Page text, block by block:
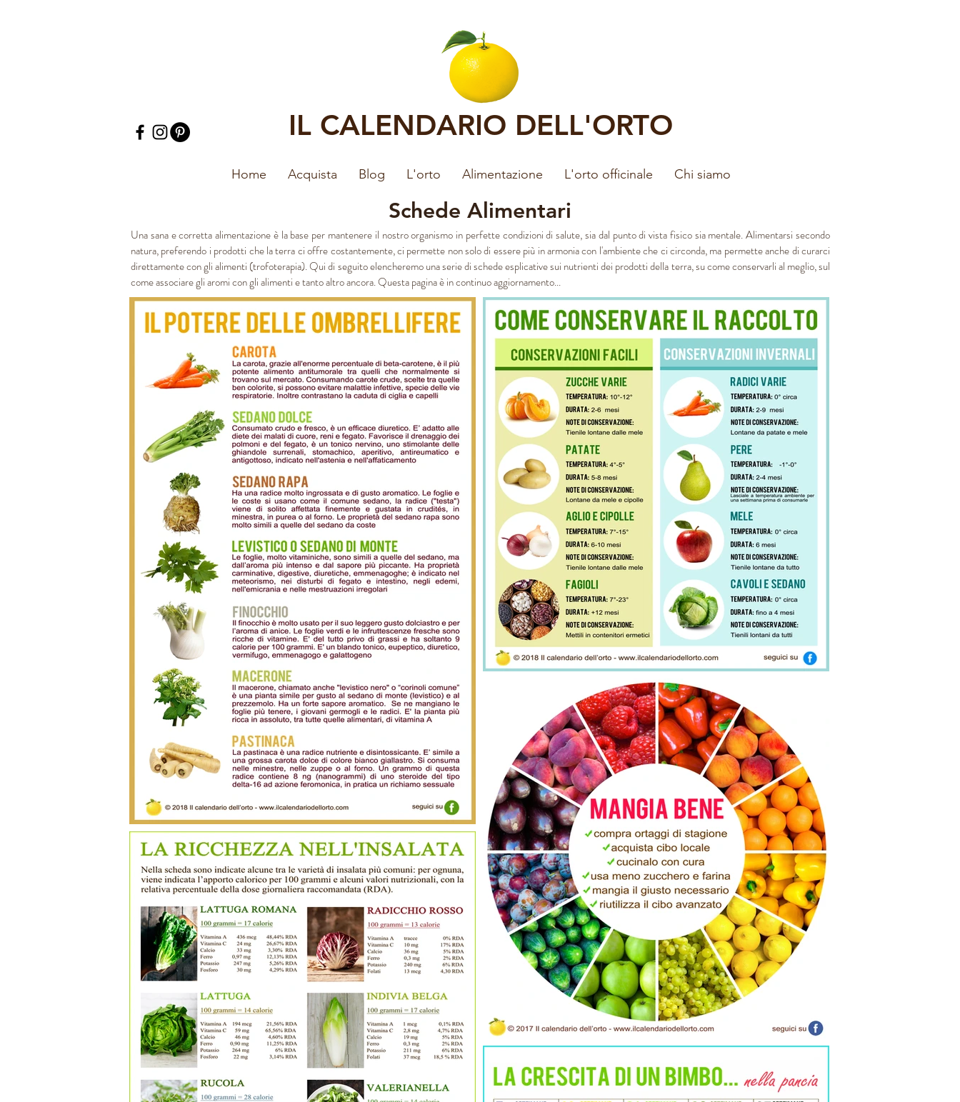
IL CALENDARIO DELL'ORTO
Home Acquista Blog L'orto Alimentazione L'orto officinale Chi siamo
Schede Alimentari
Una sana e corretta alimentazione è la base per mantenere il nostro organismo in perfette condizioni di salute, sia dal punto di vista fisico sia mentale. Alimentarsi secondo
natura, preferendo i prodotti che la terra ci offre costantemente, ci permette non solo di essere più in armonia con l'ambiente che ci circonda, ma permette anche di curarci
direttamente con gli alimenti (trofoterapia). Qui di seguito elencheremo una serie di schede esplicative sui nutrienti dei prodotti della terra, su come conservarli al meglio, sul
come associare gli aromi con gli alimenti e tanto altro ancora. Questa pagina è in continuo aggiornamento...